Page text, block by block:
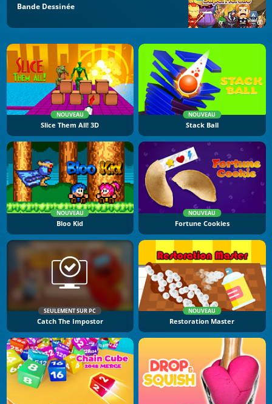
Bande Dessinée
NOUVEAU
Slice Them All! 3D
NOUVEAU
Stack Ball
NOUVEAU
Bloo Kid
NOUVEAU
Fortune Cookies
SEULEMENT SUR PC
Catch The Impostor
NOUVEAU
Restoration Master